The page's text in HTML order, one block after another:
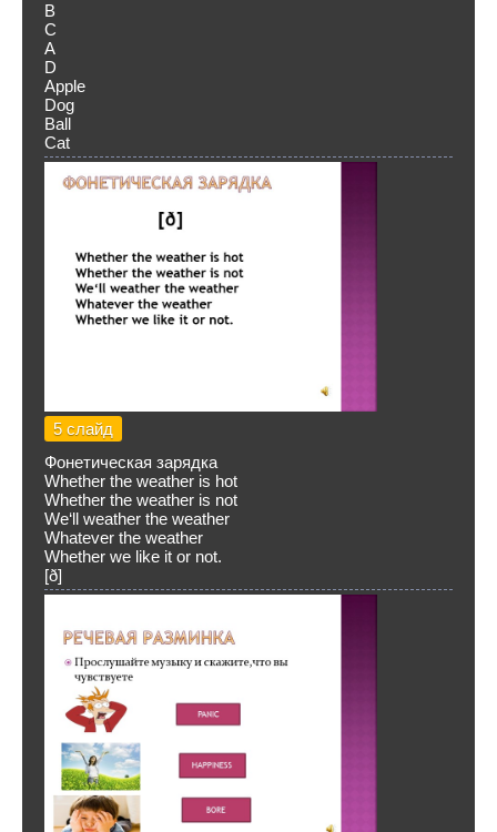
B
C
A
D
Apple
Dog
Ball
Cat
5 слайд
Фонетическая зарядка
Whether the weather is hot
Whether the weather is not
We‘ll weather the weather
Whatever the weather
Whether we like it or not.
[ð]